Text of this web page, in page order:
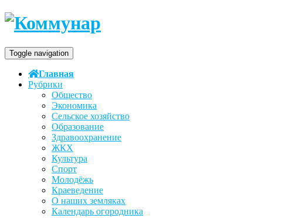
Toggle navigation
Главная
Рубрики
Общество
Экономика
Сельское хозяйство
Образование
Здравоохранение
ЖКХ
Культура
Спорт
Молодёжь
Краеведение
О наших земляках
Календарь огородника